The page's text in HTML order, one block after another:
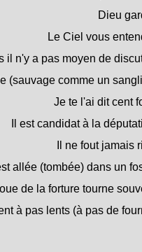
Dieu
Le Ciel vous
il n'y a pas moyen de
(sauvage comme un
Je te l'ai dit cent
Il est candidat à la
Il ne fout jamais
allée (tombée) dans un
de la forture tourne
à pas lents (à pas de